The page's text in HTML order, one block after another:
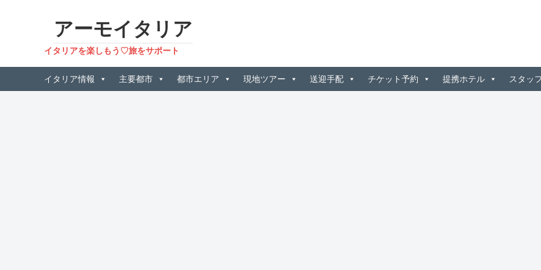
アーモイタリア
イタリアを楽しもう♡旅をサポート
イタリア情報 主要都市 都市エリア 現地ツアー 送迎手配 チケット予約 提携ホテル スタッフ